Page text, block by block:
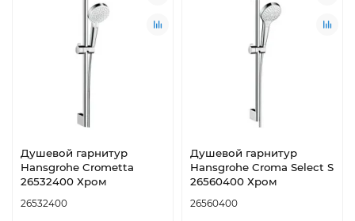
Душевой гарнитур
Hansgrohe Crometta
26532400 Хром
26532400
Душевой гарнитур
Hansgrohe Croma Select S
26560400 Хром
26560400